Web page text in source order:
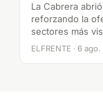
La Cabrera
reforzando la
sectores más
ELFRENTE · 6 ago.